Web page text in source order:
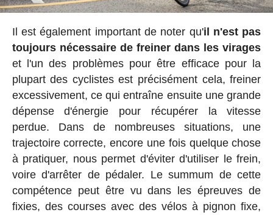
Il est également important de noter qu'il n'est pas
toujours nécessaire de freiner dans les virages
et l'un des problèmes pour être efficace pour la
plupart des cyclistes est précisément cela, freiner
excessivement, ce qui entraîne ensuite une grande
dépense d'énergie pour récupérer la vitesse
perdue. Dans de nombreuses situations, une
trajectoire correcte, encore une fois quelque chose
à pratiquer, nous permet d'éviter d'utiliser le frein,
voire d'arrêter de pédaler. Le summum de cette
compétence peut être vu dans les épreuves de
fixies, des courses avec des vélos à pignon fixe,